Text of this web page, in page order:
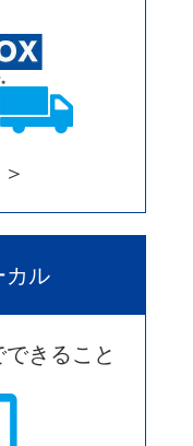
カル
きること